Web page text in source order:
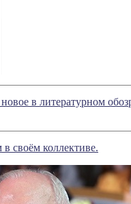
в литературном
в своём коллективе.